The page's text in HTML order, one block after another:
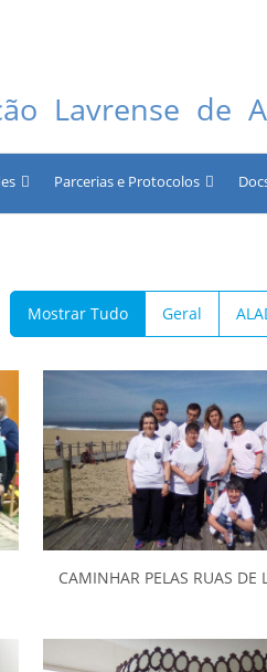
Lavrense de
Parcerias e Protocolos
Mostrar Tudo Geral
CAMINHAR PELAS RUAS DE